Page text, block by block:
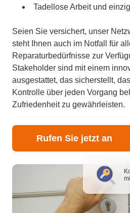
Tadellose Arbeit und
Seien Sie versichert, unser
steht Ihnen auch im Notfall für
Reparaturbedürfnisse zur
Stakeholder sind mit einem
ausgestattet, das sicherstellt,
Kontrolle über jeden Vorgang
Zufriedenheit zu gewährleisten.
Rufen Sie jetzt an